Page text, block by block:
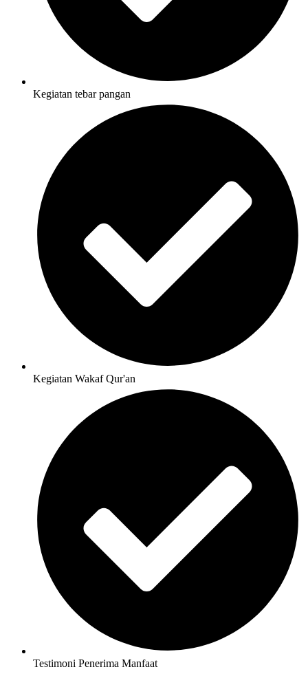
Kegiatan tebar pangan
Kegiatan Wakaf Qur'an
Testimoni Penerima Manfaat